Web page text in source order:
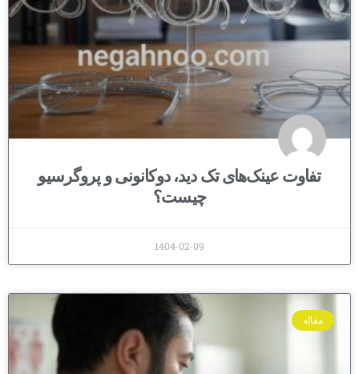
تفاوت عینک‌های تک دید، دوکانونی و پروگرسیو
چیست؟
1404-02-09
مقاله